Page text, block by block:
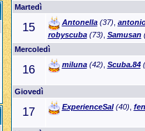
Martedì
15 Antonella(37),
robyscuba(73) Samusan
Mercoledì
16 miluna(42), Scuba.84
Giovedì
17 ExperienceSal(40),